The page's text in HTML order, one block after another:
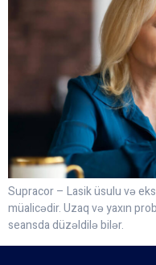
Supracor – Lasik üsulu və
müalicədir. Uzaq və yaxın
seansda düzəldilə bilər.